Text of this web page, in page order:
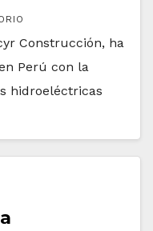
Construcción, ha
Perú con la
hidroeléctricas